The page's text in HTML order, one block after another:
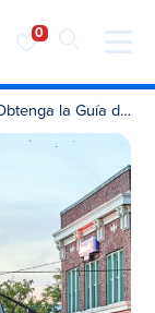
Revista Visit KC: Obtenga la Guía del Visitante